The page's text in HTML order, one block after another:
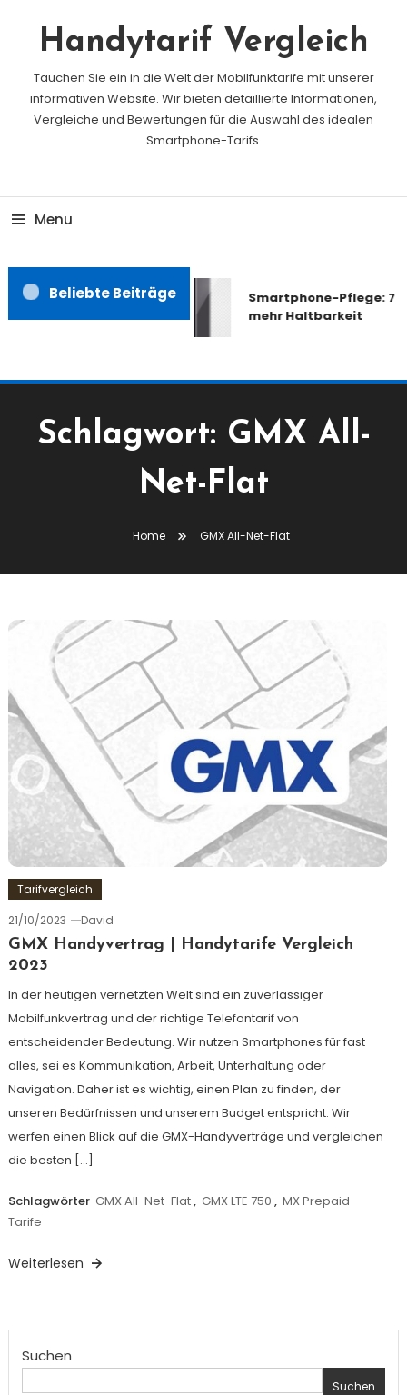
Handytarif Vergleich
Tauchen Sie ein in die Welt der Mobilfunktarife mit unserer
informativen Website. Wir bieten detaillierte Informationen,
Vergleiche und Bewertungen für die Auswahl des idealen
Smartphone-Tarifs.
Menu
Beliebte Beiträge
Smartphone-Pflege: 7
mehr Haltbarkeit
Schlagwort: GMX All-
Net-Flat
Home GMX All-Net-Flat
Tarifvergleich
21/10/2023
David
GMX Handyvertrag | Handytarife Vergleich
2023
In der heutigen vernetzten Welt sind ein zuverlässiger
Mobilfunkvertrag und der richtige Telefontarif von
entscheidender Bedeutung. Wir nutzen Smartphones für fast
alles, sei es Kommunikation, Arbeit, Unterhaltung oder
Navigation. Daher ist es wichtig, einen Plan zu finden, der
unseren Bedürfnissen und unserem Budget entspricht. Wir
werfen einen Blick auf die GMX-Handyverträge und vergleichen
die besten […]
Schlagwörter GMX All-Net-Flat, GMX LTE 750 , MX Prepaid-
Tarife
Weiterlesen
Suchen
Suchen